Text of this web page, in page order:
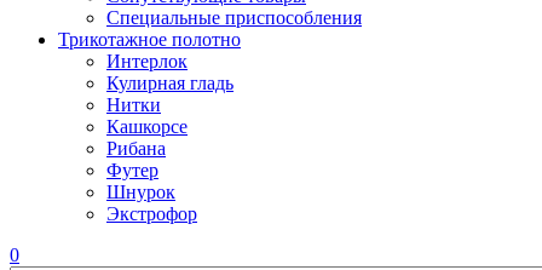
Специальные приспособления
Трикотажное полотно
Интерлок
Кулирная гладь
Нитки
Кашкорсе
Рибана
Футер
Шнурок
Экстрофор
0